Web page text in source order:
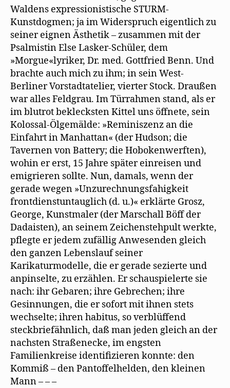
Waldens expressionistische STURM-
Kunstdogmen; ja im Widerspruch eigentlich zu
seiner eignen Ästhetik – zusammen mit der
Psalmistin Else Lasker-Schüler, dem
»Morgue«lyriker, Dr. med. Gottfried Benn. Und
brachte auch mich zu ihm; in sein West-
Berliner Vorstadtatelier, vierter Stock. Draußen
war alles Feldgrau. Im Türrahmen stand, als er
im blutrot beklecksten Kittel uns öffnete, sein
Kolossal-Ölgemälde: »Reminiszenz an die
Einfahrt in Manhattan« (der Hudson; die
Tavernen von Battery; die Hobokenwerften),
wohin er erst, 15 Jahre später einreisen und
emigrieren sollte. Nun, damals, wenn der
gerade wegen »Unzurechnungsfahigkeit
frontdienstuntauglich (d. u.)« erklärte Grosz,
George, Kunstmaler (der Marschall Böff der
Dadaisten), an seinem Zeichenstehpult werkte,
pflegte er jedem zufällig Anwesenden gleich
den ganzen Lebenslauf seiner
Karikaturmodelle, die er gerade sezierte und
anpinselte, zu erzählen. Er schauspielerte sie
nach: ihr Gebaren; ihre Gebrechen; ihre
Gesinnungen, die er sofort mit ihnen stets
wechselte; ihren habitus, so verblüffend
steckbriefähnlich, daß man jeden gleich an der
nachsten Straßenecke, im engsten
Familienkreise identifizieren konnte: den
Kommiß – den Pantoffelhelden, den kleinen
Mann – – –